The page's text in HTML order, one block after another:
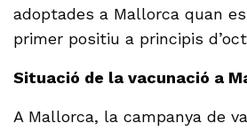
adoptades a Mallorca quan
primer positiu a principis
Situació de la vacunació a
A Mallorca, la campanya de